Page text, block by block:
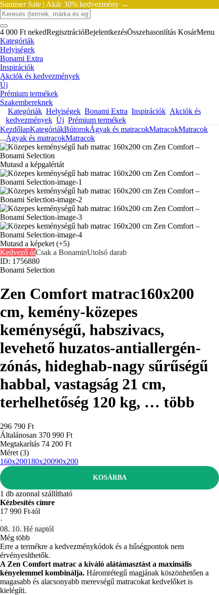
Summer Sale | Akár 30% kedvezmény →
4 000 Ft nekedRegisztrációBejelentkezésÖsszehasonlítás KosárMenu
Kategóriák
Helyiségek
Bonami Extra
Inspirációk
Akciók és kedvezmények
Új
Prémium termékek
Szakembereknek
Kategóriák Helyiségek Bonami Extra Inspirációk Akciók és
kedvezmények Új Prémium termékek
KezdőlapKategóriákBútorokÁgyak és matracokMatracokMatracok
...Ágyak és matracokMatracok
Mutasd a képgalériát
Mutasd a képeket (+5)
Kedvező árCsak a BonaminUtolsó darab
ID: 1756880
Bonami Selection
Zen Comfort matrac160x200
cm, kemény-közepes
keménységű, habszivacs,
levehető huzatos-antiallergén-
zónás, hideghab-nagy sűrűségű
habbal, vastagság 21 cm,
terhelhetőség 120 kg, … több
296 790 Ft
Általánosan 370 990 Ft
Megtakarítás 74 200 Ft
Méret (3)
160x200180x20090x200
KOSÁRBA
1 db azonnal szállítható
Kézbesítés címre
17 990 Ft-tól
·
08. 10. Hé naptól
Még több
Erre a termékre a kedvezménykódok és a hűségpontok nem
érvényesíthetők.
A Zen Comfort matrac a kiváló alátámasztást a maximális
kényelemmel kombinálja. Háromrétegű magjának köszönhetően a
magasabb és alacsonyabb merevségű matracokat kedvelőket is
kielégíti.